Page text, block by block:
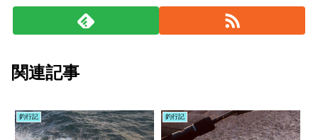
関連記事
釣行記 釣行記